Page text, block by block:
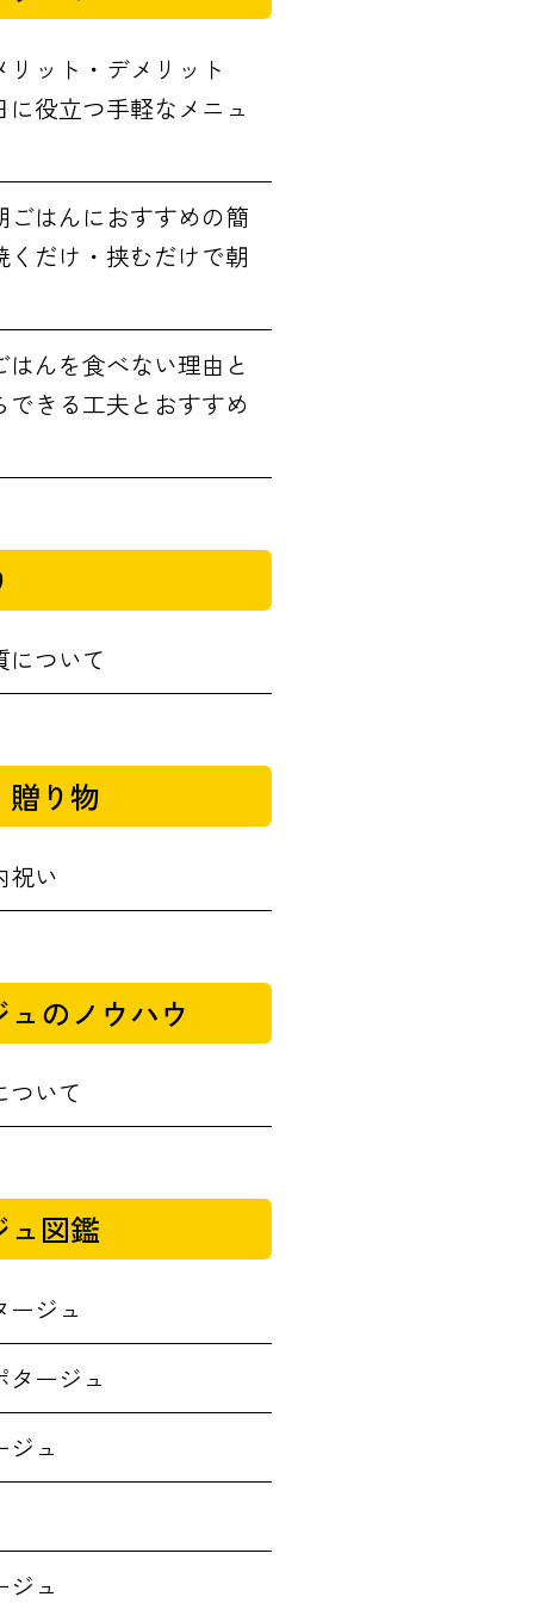
ット・デメリット
に役立つ手軽なメニュ
ごはんにおすすめの簡
くだけ・挟むだけで朝
はんを食べない理由と
できる工夫とおすすめ
について
贈り物
祝い
のノウハウ
ついて
ュ図鑑
ージュ
タージュ
ジュ
ジュ